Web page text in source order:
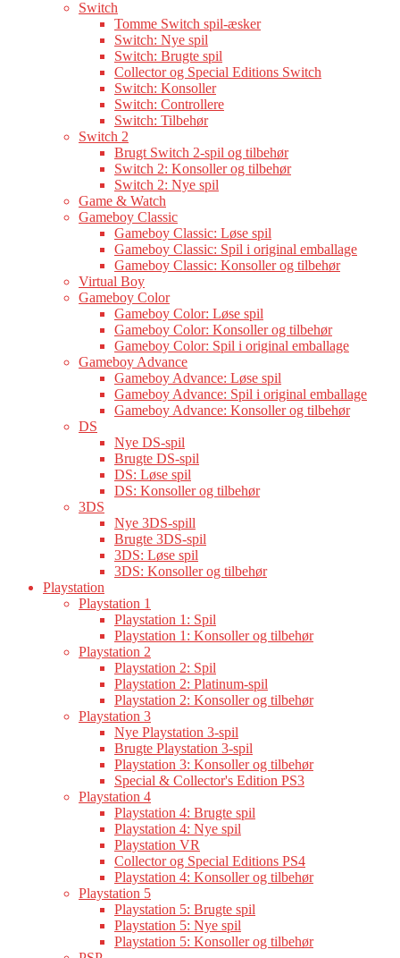
Switch
Tomme Switch spil-æsker
Switch: Nye spil
Switch: Brugte spil
Collector og Special Editions Switch
Switch: Konsoller
Switch: Controllere
Switch: Tilbehør
Switch 2
Brugt Switch 2-spil og tilbehør
Switch 2: Konsoller og tilbehør
Switch 2: Nye spil
Game & Watch
Gameboy Classic
Gameboy Classic: Løse spil
Gameboy Classic: Spil i original emballage
Gameboy Classic: Konsoller og tilbehør
Virtual Boy
Gameboy Color
Gameboy Color: Løse spil
Gameboy Color: Konsoller og tilbehør
Gameboy Color: Spil i original emballage
Gameboy Advance
Gameboy Advance: Løse spil
Gameboy Advance: Spil i original emballage
Gameboy Advance: Konsoller og tilbehør
DS
Nye DS-spil
Brugte DS-spil
DS: Løse spil
DS: Konsoller og tilbehør
3DS
Nye 3DS-spill
Brugte 3DS-spil
3DS: Løse spil
3DS: Konsoller og tilbehør
Playstation
Playstation 1
Playstation 1: Spil
Playstation 1: Konsoller og tilbehør
Playstation 2
Playstation 2: Spil
Playstation 2: Platinum-spil
Playstation 2: Konsoller og tilbehør
Playstation 3
Nye Playstation 3-spil
Brugte Playstation 3-spil
Playstation 3: Konsoller og tilbehør
Special & Collector's Edition PS3
Playstation 4
Playstation 4: Brugte spil
Playstation 4: Nye spil
Playstation VR
Collector og Special Editions PS4
Playstation 4: Konsoller og tilbehør
Playstation 5
Playstation 5: Brugte spil
Playstation 5: Nye spil
Playstation 5: Konsoller og tilbehør